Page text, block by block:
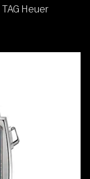
TAG Heuer